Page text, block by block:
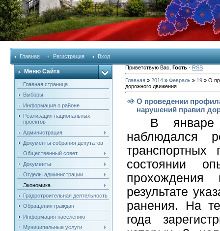
Главная Регистрация Вход
Меню Сайта
Главная страница
Выборы
Информация о районе
Реализация национальных
проектов
Администрация
Документы собрания депутатов
Общественный совет
Документы
Отделы администрации
Экономика
Градостроительная деятельность
Обращения граждан
Информация населению
Муниципальные услуги
Приветствую Вас ,Гость · RSS
Главная »2014 » Февраль » 19 » О
дорожного движения
О проведении
нарушений правил
В январе
наблюдался
состоянии
прохождения
результате
ранения. На
года